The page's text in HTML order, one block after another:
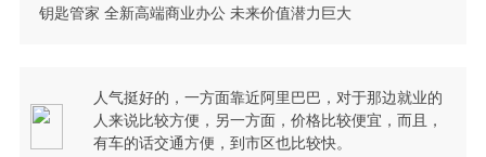
钥匙管家 全新高端商业办公 未来价值潜力巨大
人气挺好的，一方面靠近阿里巴巴，对于那边就业的
人来说比较方便，另一方面，价格比较便宜，而且，
有车的话交通方便，到市区也比较快。